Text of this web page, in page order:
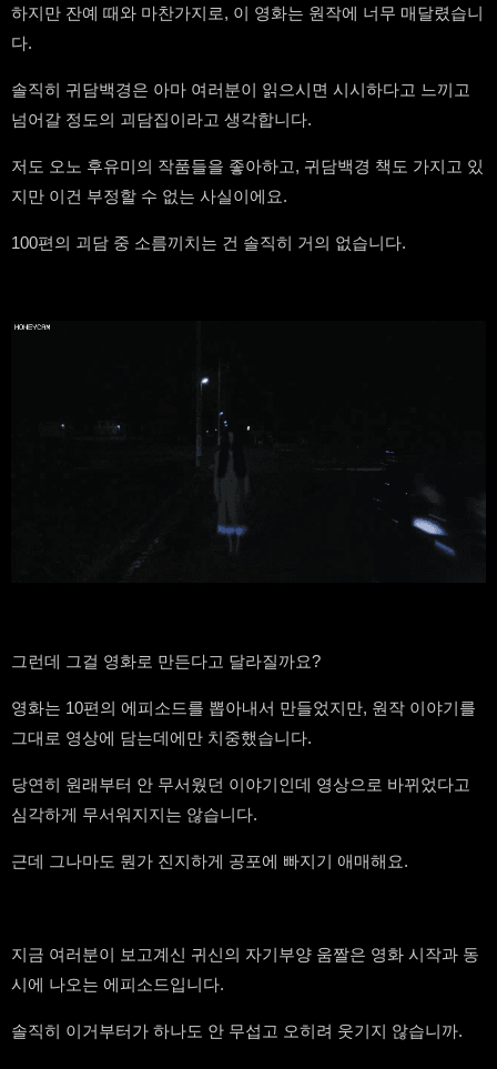
하지만 잔예 때와 마찬가지로, 이 영화는 원작에 너무 매달렸습니
다.
솔직히 귀담백경은 아마 여러분이 읽으시면 시시하다고 느끼고
넘어갈 정도의 괴담집이라고 생각합니다.
저도 오노 후유미의 작품들을 좋아하고, 귀담백경 책도 가지고 있
지만 이건 부정할 수 없는 사실이에요.
100편의 괴담 중 소름끼치는 건 솔직히 거의 없습니다.
그런데 그걸 영화로 만든다고 달라질까요?
영화는 10편의 에피소드를 뽑아내서 만들었지만, 원작 이야기를
그대로 영상에 담는데에만 치중했습니다.
당연히 원래부터 안 무서웠던 이야기인데 영상으로 바뀌었다고
심각하게 무서워지지는 않습니다.
근데 그나마도 뭔가 진지하게 공포에 빠지기 애매해요.
지금 여러분이 보고계신 귀신의 자기부양 움짤은 영화 시작과 동
시에 나오는 에피소드입니다.
솔직히 이거부터가 하나도 안 무섭고 오히려 웃기지 않습니까.